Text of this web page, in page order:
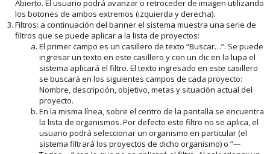
Abierto. El usuario podrá avanzar o retroceder de imagen utilizando
los botones de ambos extremos (izquierda y derecha).
Filtros: a continuación del banner el sistema muestra una serie de
filtros que se puede aplicar a la lista de proyectos:
El primer campo es un casillero de texto “Buscar…”. Se puede
ingresar un texto en este casillero y con un clic en la lupa el
sistema aplicará el filtro. El texto ingresado en este casillero
se buscará en los siguientes campos de cada proyecto:
Nombre, descripción, objetivo, metas y situación actual del
proyecto.
En la misma línea, sobre el centro de la pantalla se encuentra
la lista de organismos. Por defecto este filtro no se aplica, el
usuario podrá seleccionar un organismo en particular (el
sistema filtrará los proyectos de dicho organismo) o “---